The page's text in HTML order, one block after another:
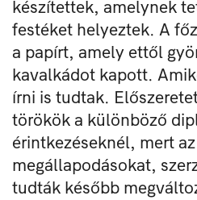
készítettek, amelynek
festéket helyeztek. A
a papírt, amely ettől
kavalkádot kapott.
írni is tudtak.
törökök a különböző
érintkezéseknél, mert
megállapodásokat,
tudták később